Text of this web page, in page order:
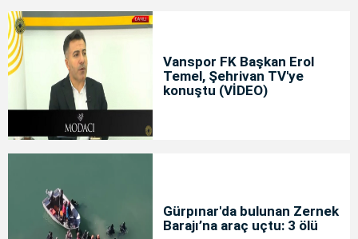
Vanspor FK Başkan Erol
Temel, Şehrivan TV'ye
konuştu (VİDEO)
Gürpınar'da bulunan Zernek
Barajı’na araç uçtu: 3 ölü